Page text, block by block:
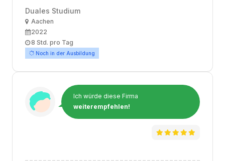
Duales Studium
OrtAachen
Ausbildungsbeginn
2022
Arbeitszeit
8 Std. pro Tag
Noch in der Ausbildung
Ich würde diese Firma
weiterempfehlen!